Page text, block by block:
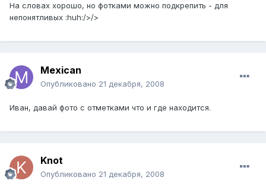
На словах хорошо, но фотками можно подкрепить - для
непонятливых :huh:/>/>
Mexican
Опубликовано 21 декабря, 2008
Иван, давай фото с отметками что и где находится.
Knot
Опубликовано 21 декабря, 2008